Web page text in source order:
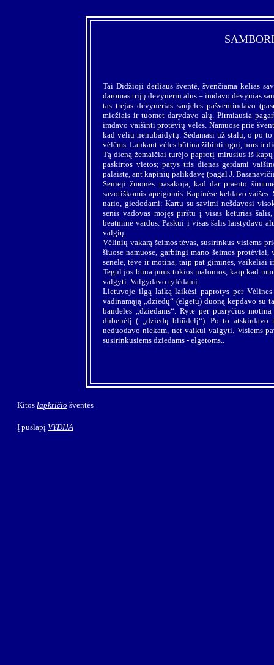
Tai Didžioji derliaus šventė, švenčiama kelias
daromas trijų devynerių alus – imdavo devynias
tas trejas devynerias saujeles pašventindavo
miežiais ir tuomet darydavo alų. Pirmiausia
imdavo vaišinti protėvių vėles. Namuose prie
kad vėlių nenubaidytų. Sėdamasi už stalų, o po
vėlėms. Lankant vėles būtina žibinti ugnį, nors ir
Tą dieną žemaičiai turėjo paprotį mirusius iš
paskirtos vietos; patys tris dienas gerdami
palaistę, ant kapinių palikdavę (pagal J.
Senieji žmonės pasakoja, kad dar praeito
savotiškomis apeigomis. Kapinėse keldavo
nario, giedodami: Kartu su savimi nešdavosi
senis vadovas mojęs pirštu į visas keturias
beatminė vardus. Paskui į visas šalis laistydavo
valgių.
Vėlinių vakarą šeimos tėvas, susirinkus visiems
šiuose namuose, garbingi mano šeimos
senele, tėve ir motina, taip pat giminės, vaikeliai
Tegul jos būna jums tokios malonios, kaip kad
valgyti. Valgydavo tylėdami.
Lietuvoje ilgą laiką laikėsi paprotys per
vadinamąją „dziedų“ (elgetų) duoną kepdavo su
bandeles „dziedams“. Ryte per pusryčius
dubenėlį ( „dziedų bliūdelį“). Po to atskirdavo
neduodavo niekam, net vaikui valgyti. Visiems
susirinkusiems dziedams - elgetoms..
Kitos lapkričio šventės
Į puslapį VYDIJA